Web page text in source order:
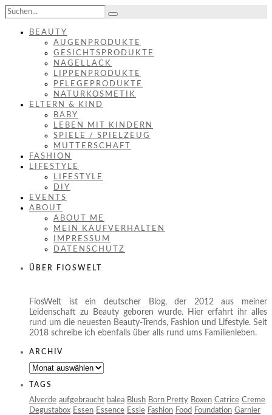
BEAUTY
AUGENPRODUKTE
GESICHTSPRODUKTE
NAGELLACK
LIPPENPRODUKTE
PFLEGEPRODUKTE
NATURKOSMETIK
ELTERN & KIND
BABY
LEBEN MIT KINDERN
SPIELE / SPIELZEUG
MUTTERSCHAFT
FASHION
LIFESTYLE
LIFESTYLE
DIY
EVENTS
ABOUT
ABOUT ME
MEIN KAUFVERHALTEN
IMPRESSUM
DATENSCHUTZ
ÜBER FIOSWELT
FiosWelt ist ein deutscher Blog, der 2012 aus meiner
Leidenschaft zu Beauty geboren wurde. Hier erfahrt ihr alles
rund um die neuesten Beauty-Trends, Fashion und Lifestyle. Seit
2018 schreibe ich ebenfalls über alls rund ums Familienleben.
ARCHIV
Archiv
TAGS
Alverde aufgebraucht balea Blush Born Pretty Boxen Catrice Creme
Degustabox Essen Essence Essie Fashion Food Foundation Garnier